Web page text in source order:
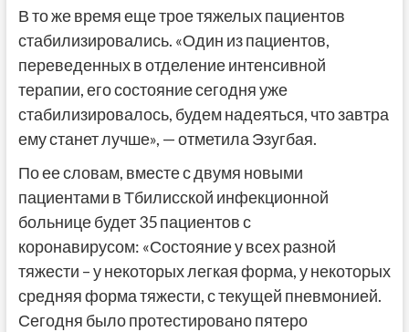
В то же время еще трое тяжелых пациентов
стабилизировались. «Один из пациентов,
переведенных в отделение интенсивной
терапии, его состояние сегодня уже
стабилизировалось, будем надеяться, что завтра
ему станет лучше», — отметила Эзугбая.
По ее словам, вместе с двумя новыми
пациентами в Тбилисской инфекционной
больнице будет 35 пациентов с
коронавирусом: «Состояние у всех разной
тяжести – у некоторых легкая форма, у некоторых
средняя форма тяжести, с текущей пневмонией.
Сегодня было протестировано пятеро